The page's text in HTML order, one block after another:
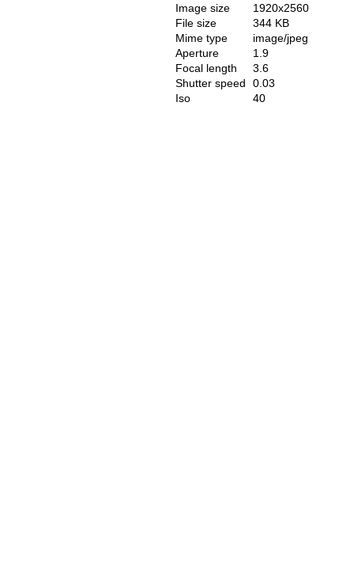
Image size
1920x2560
File size
344 KB
Mime type
image/jpeg
Aperture
1.9
Focal length
3.6
Shutter speed
0.03
Iso
40